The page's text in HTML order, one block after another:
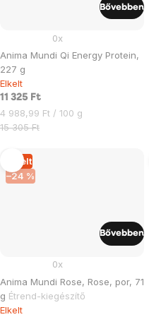
Anima Mundi Qi Energy Protein,
227 g
0x
Elkelt
11 325 Ft
Egységár:
4 988,99 Ft / 100 g
15 305 Ft
Bővebben
Elkelt
–24 %
Anima Mundi Rose, Rose, por, 71
g Étrend-kiegészítő
0x
Elkelt
Bővebben